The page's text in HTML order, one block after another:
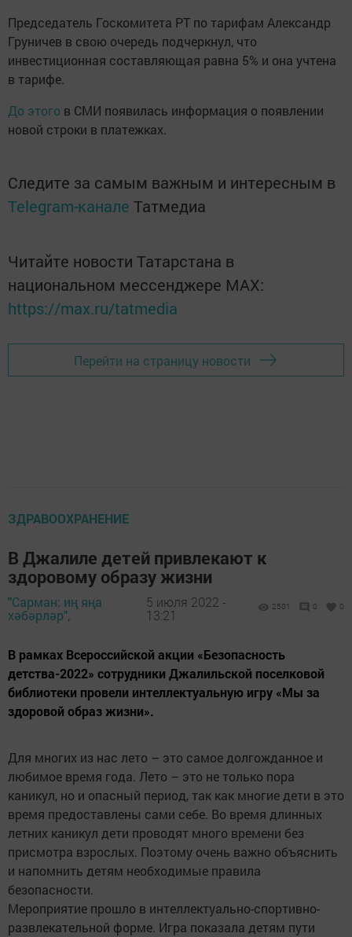
Председатель Госкомитета РТ по тарифам Александр
Груничев в свою очередь подчеркнул, что
инвестиционная составляющая равна 5% и она учтена
в тарифе.
До этого в СМИ появилась информация о появлении
новой строки в платежках.
Следите за самым важным и интересным в
Telegram-канале Татмедиа
Читайте новости Татарстана в
национальном мессенджере MАХ:
https://max.ru/tatmedia
Перейти на страницу новости
ЗДРАВООХРАНЕНИЕ
В Джалиле детей привлекают к
здоровому образу жизни
"Сарман: иң яңа
хәбәрләр",
5 июля 2022 -
13:21
2501 0 0
В рамках Всероссийской акции «Безопасность
детства-2022» сотрудники Джалильской поселковой
библиотеки провели интеллектуальную игру «Мы за
здоровой образ жизни».
Для многих из нас лето – это самое долгожданное и
любимое время года. Лето – это не только пора
каникул, но и опасный период, так как многие дети в это
время предоставлены сами себе. Во время длинных
летних каникул дети проводят много времени без
присмотра взрослых. Поэтому очень важно объяснить
и напомнить детям необходимые правила
безопасности.
Мероприятие прошло в интеллектуально-спортивно-
развлекательной форме. Игра показала детям пути